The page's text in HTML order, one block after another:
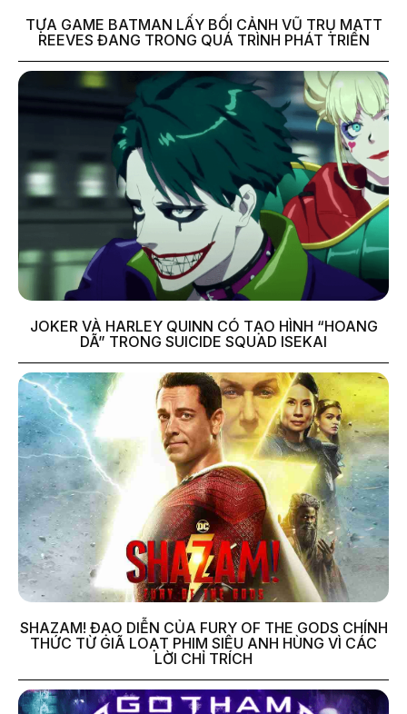
TỰA GAME BATMAN LẤY BỐI CẢNH VŨ TRỤ MATT
REEVES ĐANG TRONG QUÁ TRÌNH PHÁT TRIỂN
JOKER VÀ HARLEY QUINN CÓ TẠO HÌNH “HOANG
DÃ” TRONG SUICIDE SQUAD ISEKAI
SHAZAM! ĐẠO DIỄN CỦA FURY OF THE GODS CHÍNH
THỨC TỪ GIÃ LOẠT PHIM SIÊU ANH HÙNG VÌ CÁC
LỜI CHỈ TRÍCH